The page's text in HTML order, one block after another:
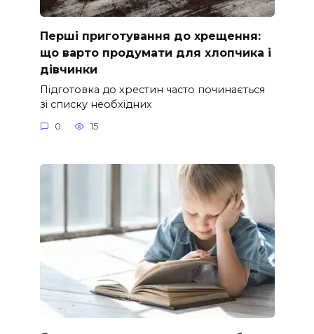
Перші приготування до хрещення:
що варто продумати для хлопчика і
дівчинки
Підготовка до хрестин часто починається
зі списку необхідних
0 15